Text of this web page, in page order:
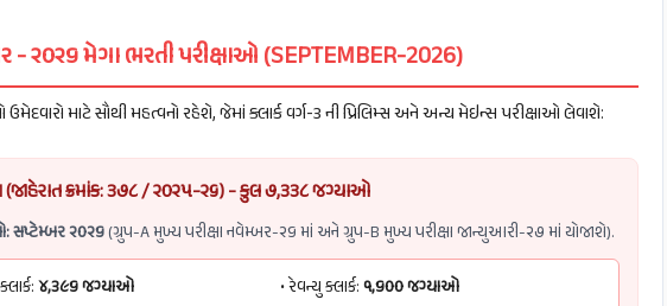
- ૨૦૨૬ મેગા ભરતી પરીક્ષાઓ (SEPTEMBER-2026)
ઉમેદવારો માટે સૌથી મહત્વનો રહેશે, જેમાં ક્લાર્ક વર્ગ-૩ ની પ્રિલિમ્સ અને અન્ય મેઇન્સ પરીક્ષાઓ લેવાશે:
(જાહેરાત ક્રમાંક: ૩૭૮ / ૨૦૨૫-૨૬) - કુલ ૭,૩૩૮ જગ્યાઓ
સપ્ટેમ્બર ૨૦૨૬(ગ્રુપ-A મુખ્ય પરીક્ષા નવેમ્બર-૨૬ માં અને ગ્રુપ-B મુખ્ય પરીક્ષા જાન્યુઆરી-૨૭ માં યોજાશે).
૪,૩૯૬ જગ્યાઓ • રેવન્યુ ક્લાર્ક:૧,૬૦૦ જગ્યાઓ